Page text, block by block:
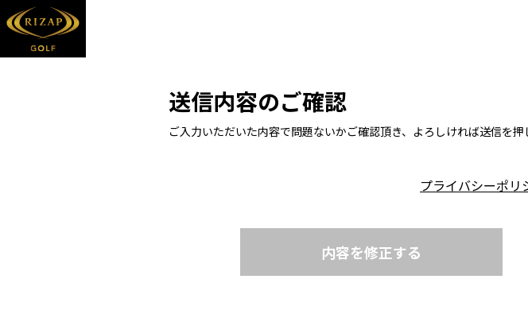
送信内容のご確認
ご入力いただいた内容で問題ないかご確認頂き、よろしければ送信を押
プライバシーポリ
内容を修正する